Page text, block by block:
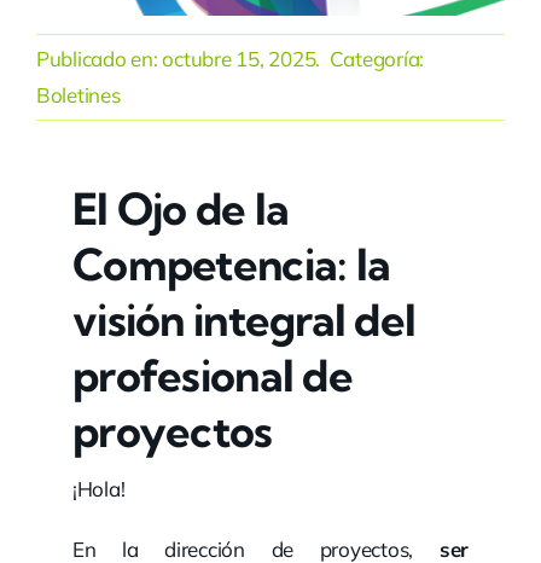
Publicado en:octubre 15, 2025. Categoría:
Boletines
El Ojo de la
Competencia: la
visión integral del
profesional de
proyectos
¡Hola!
En la dirección de proyectos, ser